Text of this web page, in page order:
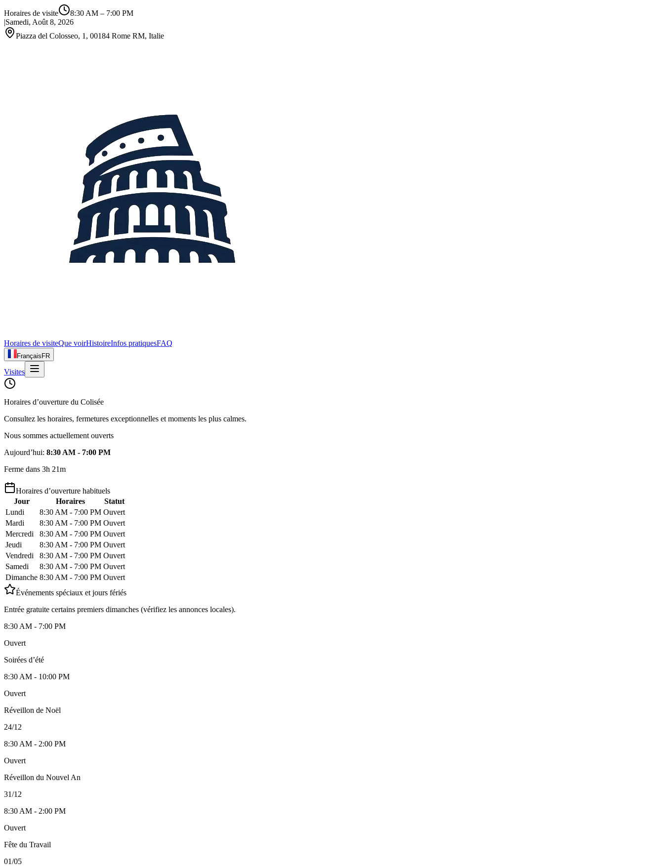
Horaires de visite 8:30 AM – 7:00 PM
|Samedi, Août 8, 2026
Piazza del Colosseo, 1, 00184 Rome RM, Italie
Horaires de visiteQue voirHistoireInfos pratiquesFAQ
Français FR
Visites
Horaires d’ouverture du Colisée
Consultez les horaires, fermetures exceptionnelles et moments les plus calmes.
Nous sommes actuellement ouverts
Aujourd’hui: 8:30 AM - 7:00 PM
Ferme dans 3h 21m
Horaires d’ouverture habituels
Jour
Horaires
Statut
Lundi
8:30 AM - 7:00 PM Ouvert
Mardi
8:30 AM - 7:00 PM Ouvert
Mercredi
8:30 AM - 7:00 PM Ouvert
Jeudi
8:30 AM - 7:00 PM Ouvert
Vendredi
8:30 AM - 7:00 PM Ouvert
Samedi
8:30 AM - 7:00 PM Ouvert
Dimanche 8:30 AM - 7:00 PM Ouvert
Événements spéciaux et jours fériés
Entrée gratuite certains premiers dimanches (vérifiez les annonces locales).
8:30 AM - 7:00 PM
Ouvert
Soirées d’été
8:30 AM - 10:00 PM
Ouvert
Réveillon de Noël
24/12
8:30 AM - 2:00 PM
Ouvert
Réveillon du Nouvel An
31/12
8:30 AM - 2:00 PM
Ouvert
Fête du Travail
01/05